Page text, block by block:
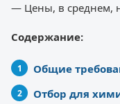
— Цены, в среднем,
Содержание:
Общие
Отбор для